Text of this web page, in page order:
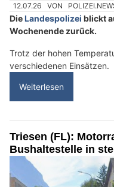
12.07.26 VON
DieLandespolizei blickt
Wochenende zurück.
Trotz der hohen
verschiedenen Einsätzen.
Weiterlesen
Triesen (FL):
Bushaltestelle in